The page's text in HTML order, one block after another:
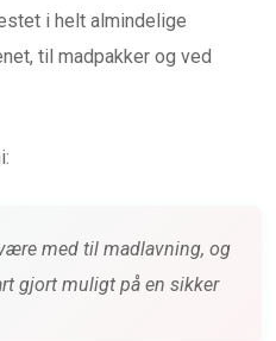
i helt almindelige
til madpakker og ved
med til madlavning, og
gjort muligt på en sikker